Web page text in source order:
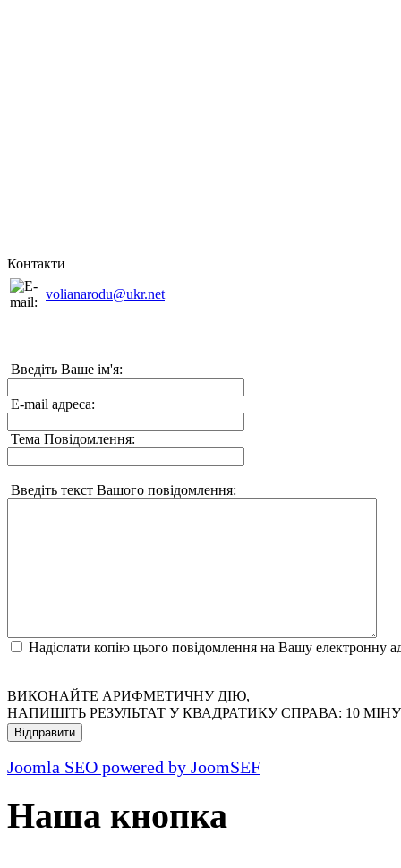
Контакти
volianarodu@ukr.net
Введіть Ваше ім'я:
E-mail адреса:
Тема Повідомлення:
Введіть текст Вашого повідомлення:
Надіслати копію цього повідомлення на Вашу електронну
ВИКОНАЙТЕ АРИФМЕТИЧНУ ДІЮ,
НАПИШІТЬ РЕЗУЛЬТАТ У КВАДРАТИКУ СПРАВА: 10
Відправити
Joomla SEO powered by JoomSEF
Наша кнопка